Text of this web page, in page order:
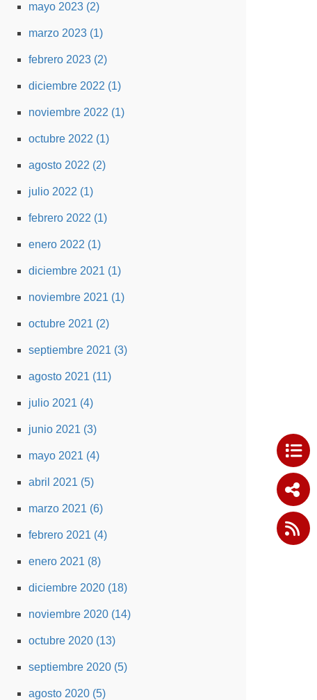
mayo 2023 (2)
marzo 2023 (1)
febrero 2023 (2)
diciembre 2022 (1)
noviembre 2022 (1)
octubre 2022 (1)
agosto 2022 (2)
julio 2022 (1)
febrero 2022 (1)
enero 2022 (1)
diciembre 2021 (1)
noviembre 2021 (1)
octubre 2021 (2)
septiembre 2021 (3)
agosto 2021 (11)
julio 2021 (4)
junio 2021 (3)
mayo 2021 (4)
abril 2021 (5)
marzo 2021 (6)
febrero 2021 (4)
enero 2021 (8)
diciembre 2020 (18)
noviembre 2020 (14)
octubre 2020 (13)
septiembre 2020 (5)
agosto 2020 (5)